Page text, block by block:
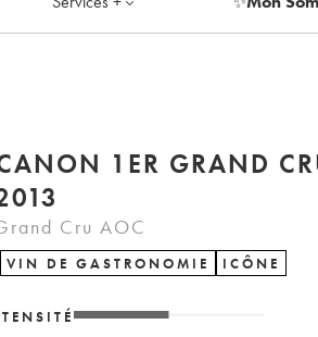
1ER GRAND
B 2013
Cru AOC
VIN DE GASTRONOMIE ICÔNE